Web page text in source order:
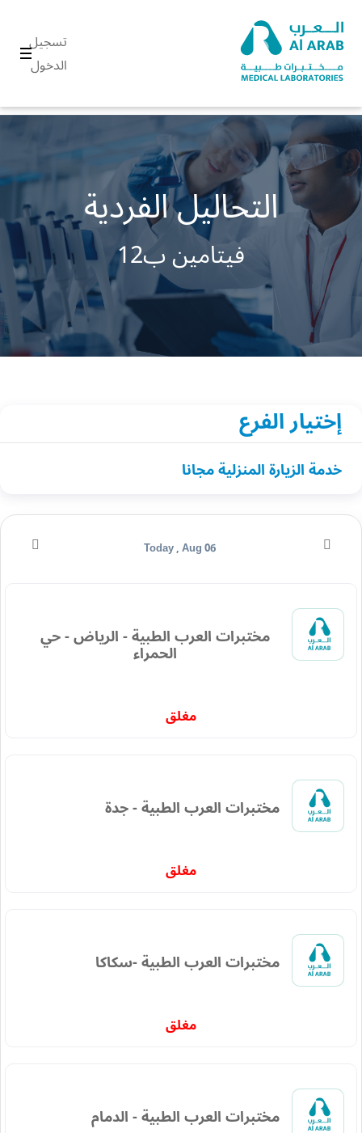
تسجيل
الدخول
التحاليل الفردية
فيتامين ب12
إختيار الفرع
خدمة الزيارة المنزلية مجانا
مختبرات العرب الطبية - الرياض - حي
الحمراء
مغلق
مختبرات العرب الطبية - جدة
مغلق
مختبرات العرب الطبية -سكاكا
مغلق
مختبرات العرب الطبية - الدمام